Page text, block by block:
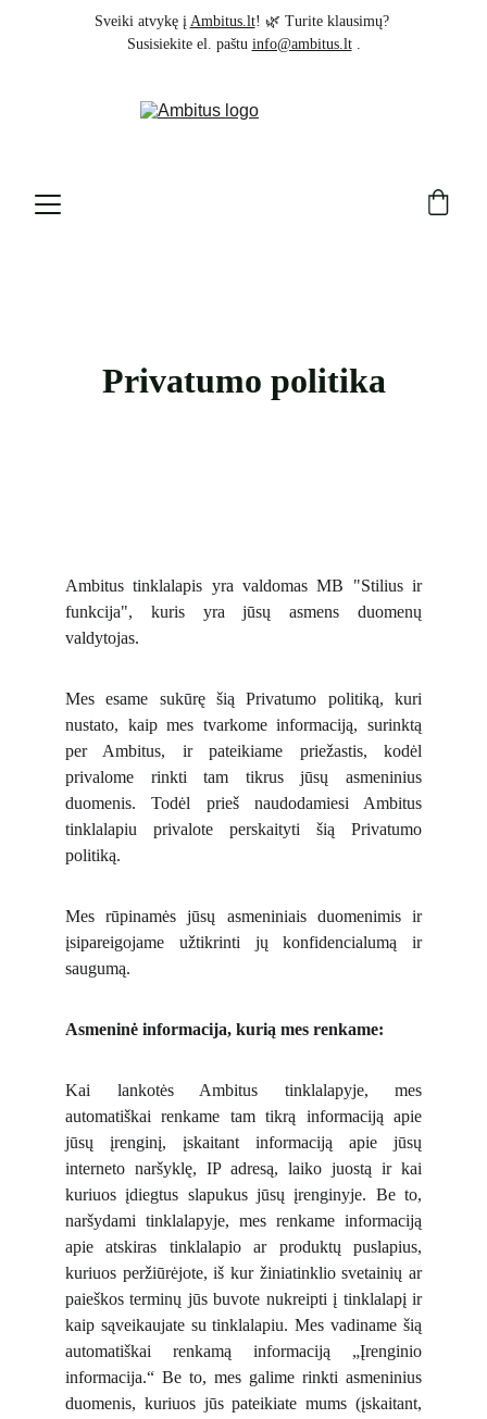
Sveiki atvykę į Ambitus.lt! 🌿 Turite klausimų?
Susisiekite el. paštu info@ambitus.lt .
Privatumo politika
Ambitus tinklalapis yra valdomas MB "Stilius ir
funkcija", kuris yra jūsų asmens duomenų
valdytojas.
Mes esame sukūrę šią Privatumo politiką, kuri
nustato, kaip mes tvarkome informaciją, surinktą
per Ambitus, ir pateikiame priežastis, kodėl
privalome rinkti tam tikrus jūsų asmeninius
duomenis. Todėl prieš naudodamiesi Ambitus
tinklalapiu privalote perskaityti šią Privatumo
politiką.
Mes rūpinamės jūsų asmeniniais duomenimis ir
įsipareigojame užtikrinti jų konfidencialumą ir
saugumą.
Asmeninė informacija, kurią mes renkame:
Kai lankotės Ambitus tinklalapyje, mes
automatiškai renkame tam tikrą informaciją apie
jūsų įrenginį, įskaitant informaciją apie jūsų
interneto naršyklę, IP adresą, laiko juostą ir kai
kuriuos įdiegtus slapukus jūsų įrenginyje. Be to,
naršydami tinklalapyje, mes renkame informaciją
apie atskiras tinklalapio ar produktų puslapius,
kuriuos peržiūrėjote, iš kur žiniatinklio svetainių ar
paieškos terminų jūs buvote nukreipti į tinklalapį ir
kaip sąveikaujate su tinklalapiu. Mes vadiname šią
automatiškai renkamą informaciją „Įrenginio
informacija.“ Be to, mes galime rinkti asmeninius
duomenis, kuriuos jūs pateikiate mums (įskaitant,